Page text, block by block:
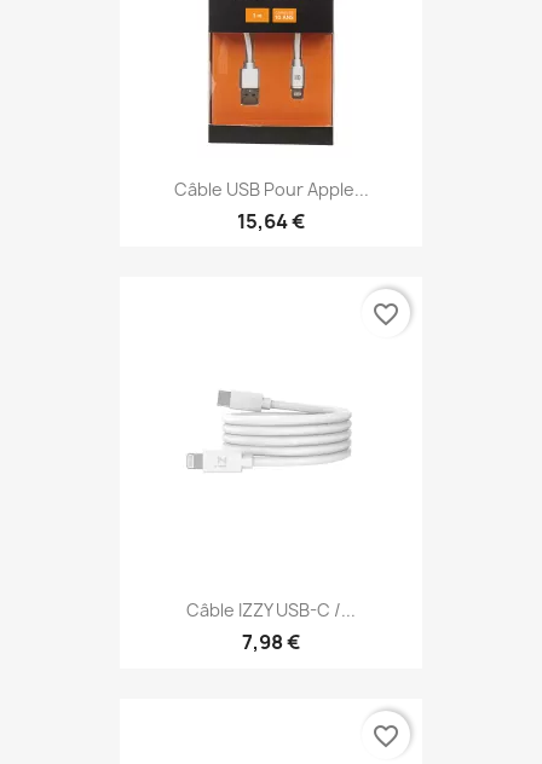
Câble USB Pour Apple...
15,64 €
Câble IZZY USB-C /...
7,98 €
favorite_border
favorite_border